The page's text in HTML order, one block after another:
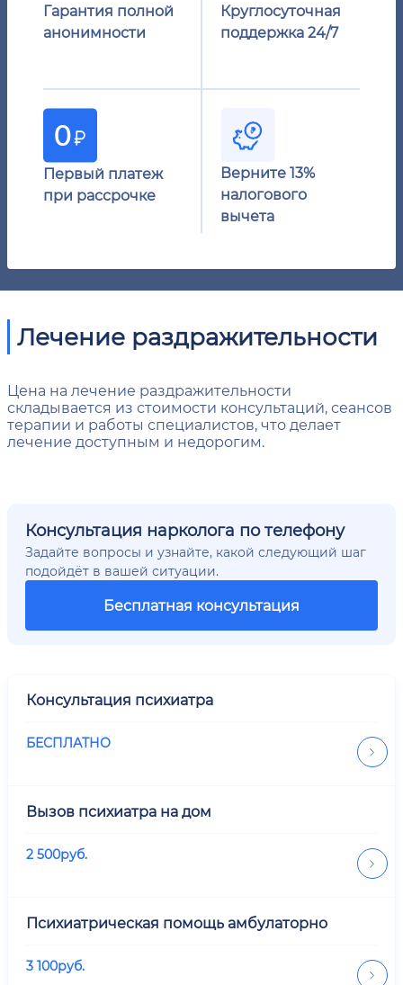
Гарантия полной
анонимности
Круглосуточная
поддержка 24/7
Первый платеж
при рассрочке
Верните 13%
налогового
вычета
Лечение раздражительности
Цена на лечение раздражительности
складывается из стоимости консультаций, сеансов
терапии и работы специалистов, что делает
лечение доступным и недорогим.
Консультация нарколога по телефону
Задайте вопросы и узнайте, какой следующий шаг
подойдёт в вашей ситуации.
Бесплатная консультация
Консультация психиатра
БЕСПЛАТНО
Вызов психиатра на дом
2 500руб.
Психиатрическая помощь амбулаторно
3 100руб.